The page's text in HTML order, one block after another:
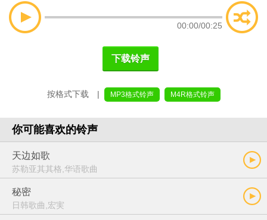
00:00/00:25
下载铃声
按格式下载 | MP3格式铃声 M4R格式铃声
你可能喜欢的铃声
天边如歌
苏勒亚其其格,华语歌曲
秘密
日韩歌曲,宏実